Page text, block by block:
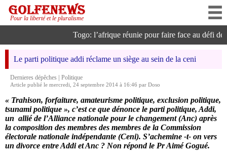
Pour la liberté et le pluralisme
Togo: l’afrique réunie pour faire face au défi
Le parti politique addi réclame un siège au sein de la ceni
Dernieres dépêches
Politique
Article publié le mercredi, 24 septembre 2014 à 16:46 par Doso
« Trahison, forfaiture, amateurisme politique, exclusion politique,
tsunami politique », c’est ce que dénonce le parti politique, Addi,
un allié de l’Alliance nationale pour le changement (Anc) après
la composition des membres des membres de la Commission
électorale nationale indépendante (Ceni). S’achemine -t- on vers
un divorce entre Addi et Anc ? Non répond le Pr Aimé Gogué.